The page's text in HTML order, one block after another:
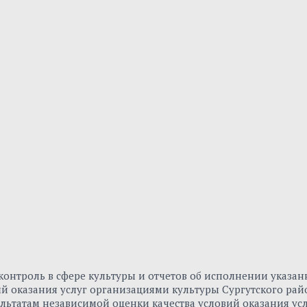
в сфере культуры и отчетов об исполнении
оказания услуг организациями культуры Сургутского
независимой оценки качества условий оказания